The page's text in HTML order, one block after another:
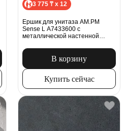
3 775 ₸ x 12
Ершик для унитаза AM.PM
Sense L A7433600 с
металлической настенной
В корзину
Купить сейчас